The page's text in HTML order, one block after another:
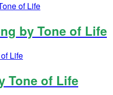
by Tone of Life
Tone of Life